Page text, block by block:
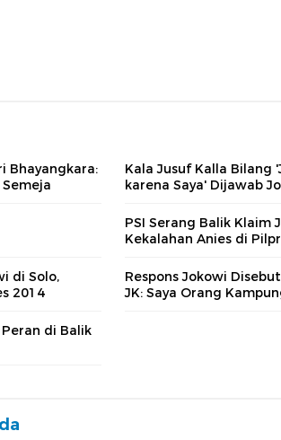
Bhayangkara:
Kala Jusuf Kalla Bilang
karena Saya' Dijawab
PSI Serang Balik Klaim
Kekalahan Anies di
di Solo,
2014
Respons Jokowi
JK: Saya Orang
di Balik